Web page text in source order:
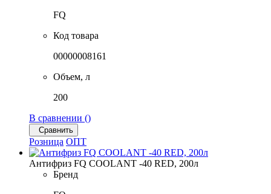
FQ
Код товара
00000008161
Объем, л
200
В сравнении ()
Сравнить
Розница ОПТ
Антифриз FQ COOLANT -40 RED, 200л
Бренд